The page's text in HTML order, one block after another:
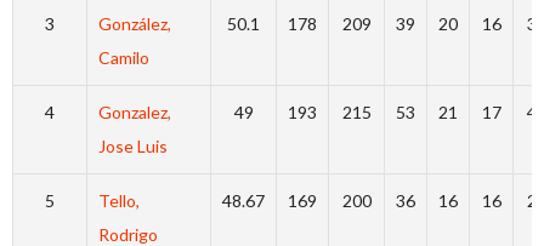
3
González,
Camilo
50.1 178 209 39 20 16
4
Gonzalez,
Jose Luis
49 193 215 53 21 17
5
Tello,
Rodrigo
48.67 169 200 36 16 16